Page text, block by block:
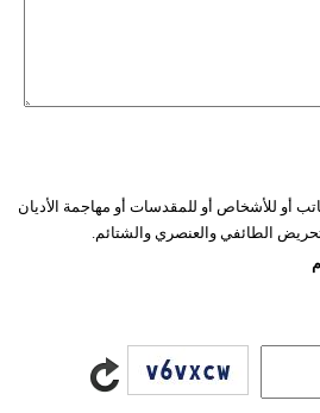
أو للأشخاص أو للمقدسات أو مهاجمة الأديان
الطائفي والعنصري والشتائم.